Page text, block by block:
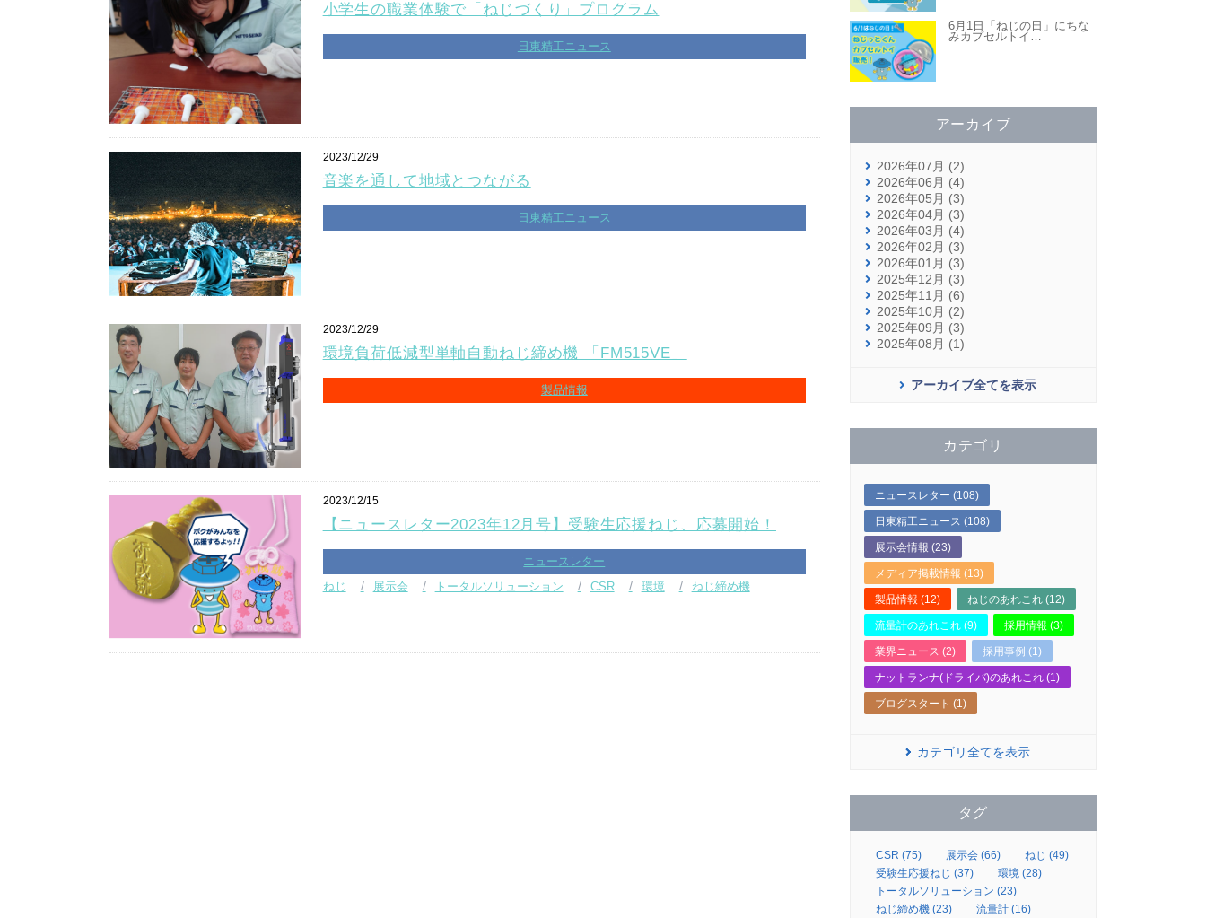
小学生の職業体験で「ねじづくり」プログラム
日東精工ニュース
2023/12/29
音楽を通して地域とつながる
日東精工ニュース
2023/12/29
環境負荷低減型単軸自動ねじ締め機 「FM515VE」
製品情報
2023/12/15
【ニュースレター2023年12月号】受験生応援ねじ、応募開始！
ニュースレター
ねじ
展示会 トータルソリューション CSR 環境 ねじ締め機
6月1日「ねじの日」にちな
みカプセルトイ …
アーカイブ
2026年07月 (2)
2026年06月 (4)
2026年05月 (3)
2026年04月 (3)
2026年03月 (4)
2026年02月 (3)
2026年01月 (3)
2025年12月 (3)
2025年11月 (6)
2025年10月 (2)
2025年09月 (3)
2025年08月 (1)
アーカイブ全てを表示
カテゴリ
ニュースレター (108)
日東精工ニュース (108)
展示会情報 (23)
メディア掲載情報 (13)
製品情報 (12) ねじのあれこれ (12)
流量計のあれこれ (9) 採用情報 (3)
業界ニュース (2) 採用事例 (1)
ナットランナ(ドライバ)のあれこれ (1)
ブログスタート (1)
カテゴリ全てを表示
タグ
CSR (75) 展示会 (66)
ねじ (49)
受験生応援ねじ (37)
環境 (28)
トータルソリューション (23)
ねじ締め機 (23)
流量計 (16)